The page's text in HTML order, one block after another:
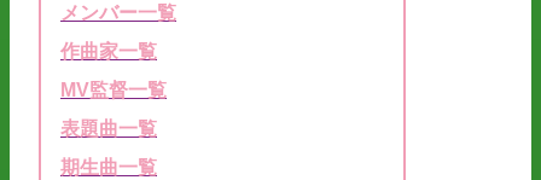
メンバー一覧
作曲家一覧
MV監督一覧
表題曲一覧
期生曲一覧